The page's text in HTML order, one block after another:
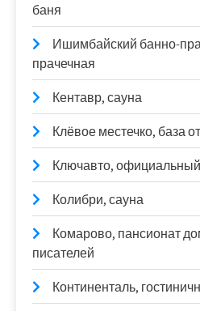
баня
Ишимбайский банно-
прачечная
Кентавр, сауна
Клёвое местечко, база
Ключавто,
Колибри, сауна
Комарово, пансионат
писателей
Континенталь,